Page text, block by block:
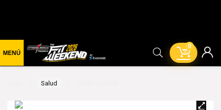
0
Salud